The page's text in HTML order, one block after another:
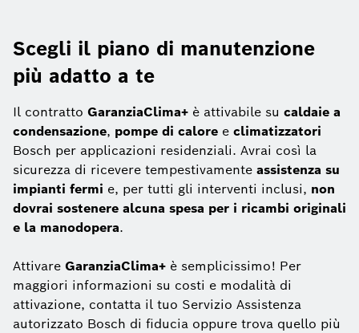
Scegli il piano di manutenzione
più adatto a te
Il contratto GaranziaClima+ è attivabile su caldaie a
condensazione, pompe di calore e climatizzatori
Bosch per applicazioni residenziali. Avrai così la
sicurezza di ricevere tempestivamente assistenza su
impianti fermi e, per tutti gli interventi inclusi, non
dovrai sostenere alcuna spesa per i ricambi originali
e la manodopera.
Attivare GaranziaClima+ è semplicissimo! Per
maggiori informazioni su costi e modalità di
attivazione, contatta il tuo Servizio Assistenza
autorizzato Bosch di fiducia oppure trova quello più